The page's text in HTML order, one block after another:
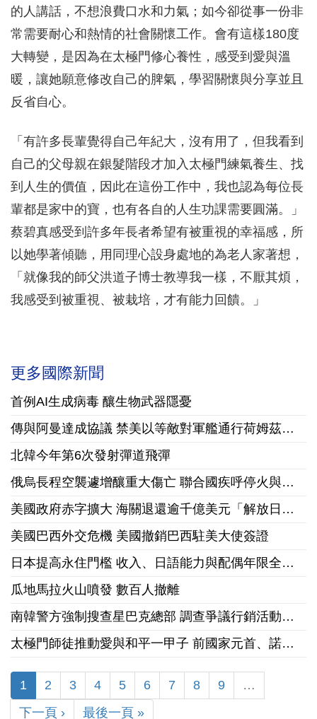
的人講話，不想浪費口水和力氣；如今卻從事一份非
常需要耐心和熱情的社會關懷工作。會有這樣180度
大轉變，是因為在太極門修心養性，感受到愛與溫
暖，讓她願意修改自己的脾氣，學習關懷與分享並且
反省自心。
「有許多長輩覺得自己年紀大，沒有用了，但我看到
自己的父母親在銀髮階段才加入太極門練氣養生、找
到人生的價值，因此在這份工作中，我也認為每位長
輩都是家中的寶，也有各自的人生功課需要圓滿。」
蔡碧真感受到許多年長者希望有被重視的幸福感，所
以她學著傾聽，用同理心設身處地的為老人家著想，
「就像我的師父洪道子博士教導我一樣，不厭其煩，
我感受到被重視、被栽培，才有能力回饋。」
更多國際新聞
首例AI生成病毒 釀生物武器隱憂
傳與阿曼達成協議 禁美以等敵對軍艦通行荷姆茲海峽
北韓今年第6次發射彈道飛彈
俄烏長程空襲遽增釀重大傷亡 聯合國疾呼停火與國際急馳援
美國政府赤字擴大 海關退還逾千億美元「解放日」關稅
美國巴西外交危機 美國撤銷巴西駐美大使簽證
日本提高永住門檻 收入、日語能力與配偶年限全面收緊
瓜地馬拉火山噴發 數百人撤離
南韓警方強制搜查星巴克總部 調查爭議行銷活動「坦克日」
太極門師徒推動愛與和平一甲子 前國家元首、諾貝爾和平獎獲獎組織領袖來台祝賀
1 2 3 4 5 6 7 8 9
…
下一頁 ›
最後一頁 »